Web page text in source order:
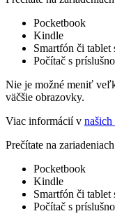
Pocketbook
Kindle
Smartfón či tablet
Počítač s
Nie je možné meniť
väčšie obrazovky.
Viac informácií v našich
Prečítate na
Pocketbook
Kindle
Smartfón či tablet
Počítač s